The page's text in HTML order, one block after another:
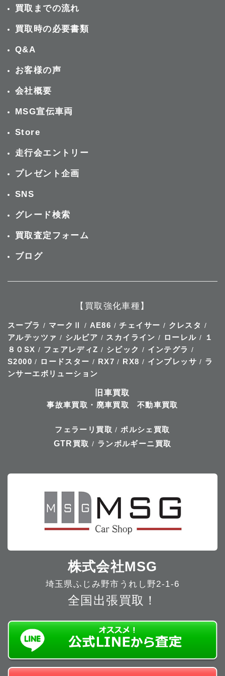
買取までの流れ
買取時の必要書類
Q&A
お客様の声
会社概要
MSG宣伝車両
Store
走行会エントリー
プレゼント企画
SNS
グレード検索
買取査定フォーム
ブログ
【買取強化車種】
スープラ / マークⅡ / AE86 /チェイサー / クレスタ /
アルテッツァ / シルビア / スカイライン / ローレル /
１
８０SX / フェアレディZ / シビック / インテグラ /
S2000 / ロードスター / RX7 / RX8 / インプレッサ / ラ
ンサーエボリューション
旧車買取
事故車買取・廃車買取
不動車買取
フェラーリ買取 / ポルシェ買取
GTR 買取 / ランボルギーニ買取
株式会社MSG
埼玉県ふじみ野市うれし野2-1-6
全国出張買取！